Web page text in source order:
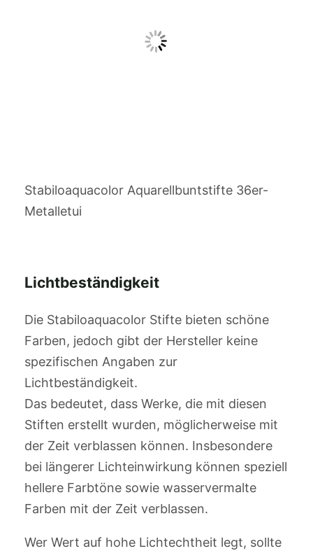
Stabiloaquacolor Aquarellbuntstifte 36er-
Metalletui
Lichtbeständigkeit
Die Stabiloaquacolor Stifte bieten schöne
Farben, jedoch gibt der Hersteller keine
spezifischen Angaben zur
Lichtbeständigkeit.
Das bedeutet, dass Werke, die mit diesen
Stiften erstellt wurden, möglicherweise mit
der Zeit verblassen können. Insbesondere
bei längerer Lichteinwirkung können speziell
hellere Farbtöne sowie wasservermalte
Farben mit der Zeit verblassen.
Wer Wert auf hohe Lichtechtheit legt, sollte